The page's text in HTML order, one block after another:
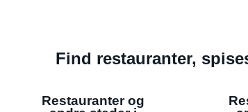
Find restauranter,
Restauranter og